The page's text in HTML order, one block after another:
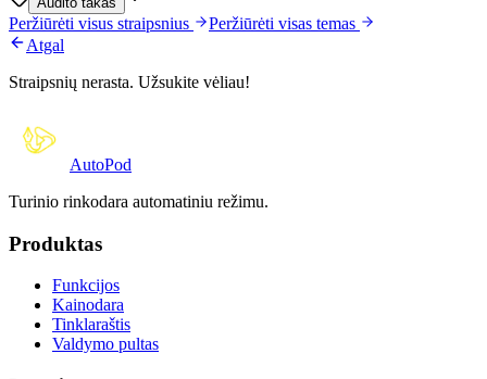
Peržiūrėti visus straipsnius
Peržiūrėti visas temas
Atgal
Straipsnių nerasta. Užsukite vėliau!
AutoPod
Turinio rinkodara automatiniu režimu.
Produktas
Funkcijos
Kainodara
Tinklaraštis
Valdymo pultas